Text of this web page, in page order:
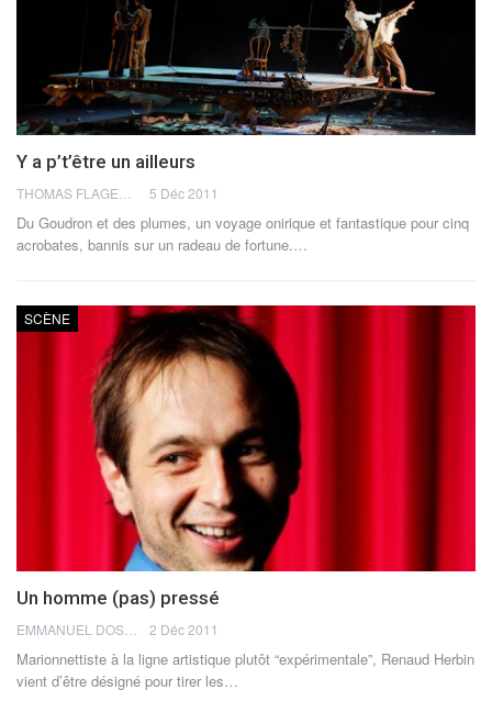
Y a p’t’être un ailleurs
5 Déc 2011
Du Goudron et des plumes, un voyage onirique et fantastique pour cinq
acrobates, bannis sur un radeau de fortune.…
SCÈNE
Un homme (pas) pressé
2 Déc 2011
Marionnettiste à la ligne artistique plutôt “expérimentale”, Renaud Herbin
vient d’être désigné pour tirer les…